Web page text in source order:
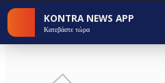
KONTRA NEWS APP
Κατεβάστε τώρα